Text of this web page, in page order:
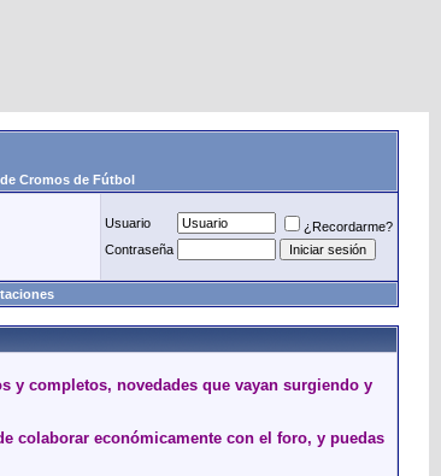
Cromos de Fútbol
Usuario
¿Recordarme?
Contraseña
y completos, novedades que vayan surgiendo y
colaborar económicamente con el foro, y puedas